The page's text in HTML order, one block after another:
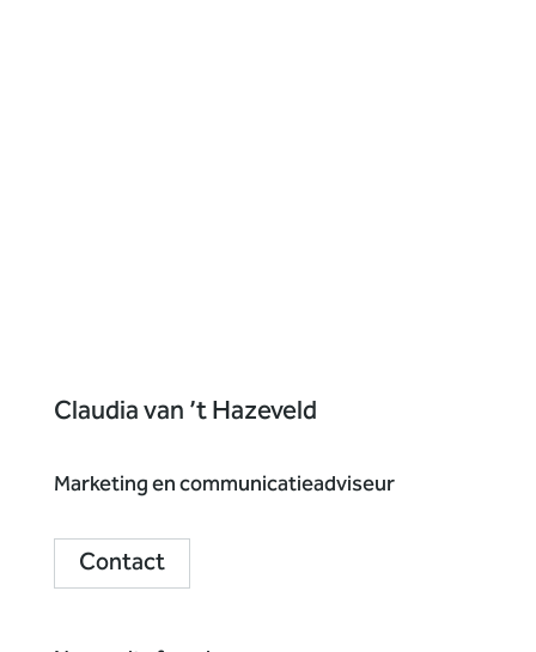
Claudia van ’t Hazeveld
Marketing en communicatieadviseur
Contact